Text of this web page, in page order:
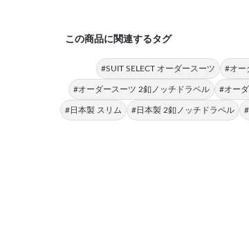
この商品に関連するタグ
#SUIT SELECT オーダースーツ #オー
#オーダースーツ 2釦ノッチドラペル #オー
#日本製 スリム #日本製 2釦ノッチドラペル